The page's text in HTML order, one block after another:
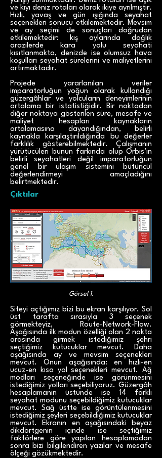
ve kıyı deniz rotaları olarak ikiye ayrılmıştır.
Hızlı, yavaş ve gün ışığında seyahat
seçenekleri sonucu etkilemektedir. Mevsim
ve ay seçimi de sonuçları doğrudan
etkilemektedir: kış aylarında dağlık
arazilerde kara yolu seyahati
kısıtlanmakta, denizde ise olumsuz hava
koşulları seyahat sürelerini ve maliyetlerini
artırmaktadır.
Projede yararlanılan veriler
imparatorluğun yoğun olarak kullandığı
güzergâhlar ve yolcuların deneyimlerinin
ortalama bir istatistiğidir. Bir noktadan
diğer noktaya gösterilen süre, mesafe ve
maliyet hesapları kaynakların
ortalamasına dayandığından, belirli
kaynakla karşılaştırıldığında bu değerler
farklılık gösterebilmektedir. Çalışmanın
yürütücüleri bunun farkında olup Orbis’in
belirli seyahatleri değil imparatorluğun
genel bir ulaşım sistemini bütüncül
değerlendirmeyi amaçladığını
belirtmektedir.
Çıktılar
Görsel 1.
Siteyi açtığımız bizi bu ekran karşılıyor. Sol
üst tarafta sırasıyla 3 seçenek
görmekteyiz, Route-Network-Flow.
Aşağısında ilk modun özelliği olan 2 nokta
arasında girmek istediğimiz şehri
seçtiğimiz kutucuklar mevcut. Daha
aşağısında ay ve mevsim seçenekleri
mevcut. Onun aşağısında: en hızlı-en
ucuz-en kısa yol seçenekleri mevcut. Ağ
modları seçeneğinde ise görünmesini
istediğimiz yolları seçebiliyoruz. Güzergâh
hesaplamanın üstünde ise 14 farklı
seyahat modunu seçebildiğimiz kutucuklar
mevcut. Sağ üstte ise görüntülenmesini
istediğimiz şeyleri seçebildiğimiz kutucuklar
mevcut. Ekranın en aşağısındaki beyaz
dikdörtgenin içinde ise seçtiğimiz
faktörlere göre yapılan hesaplamadan
sonra bizi bilgilendiren yazılar ve mesafe
ölçeği gözükmektedir.